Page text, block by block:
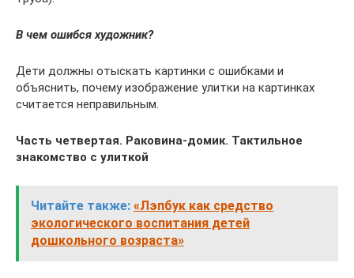
В чем ошибся художник?
Дети должны отыскать картинки с ошибками и
объяснить, почему изображение улитки на картинках
считается неправильным.
Часть четвертая. Раковина-домик. Тактильное
знакомство с улиткой
Читайте также: «Лэпбук как средство
экологического воспитания детей
дошкольного возраста»